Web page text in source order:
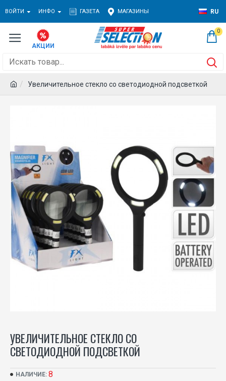
ВОЙТИ ИНФО ГАЗЕТА МАГАЗИНЫ RU
0
Увеличительное стекло со светодиодной подсветкой
УВЕЛИЧИТЕЛЬНОЕ СТЕКЛО СО
СВЕТОДИОДНОЙ ПОДСВЕТКОЙ
НАЛИЧИЕ: 8